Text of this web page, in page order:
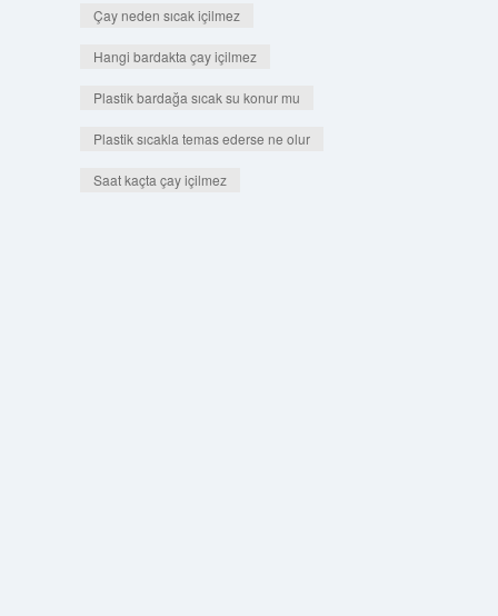
Çay neden sıcak içilmez
Hangi bardakta çay içilmez
Plastik bardağa sıcak su konur mu
Plastik sıcakla temas ederse ne olur
Saat kaçta çay içilmez